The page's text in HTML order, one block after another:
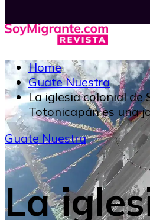
Home
Guate Nuestra
La iglesia colonial de
Totonicapán es una
Guate Nuestra
La